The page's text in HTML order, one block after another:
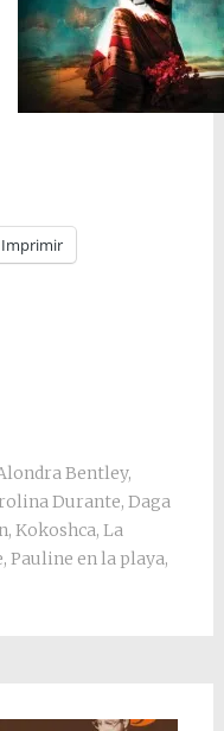
Imprimir
Bentley,
Durante, Daga
, Kokoshca, La
, Pauline en la playa,